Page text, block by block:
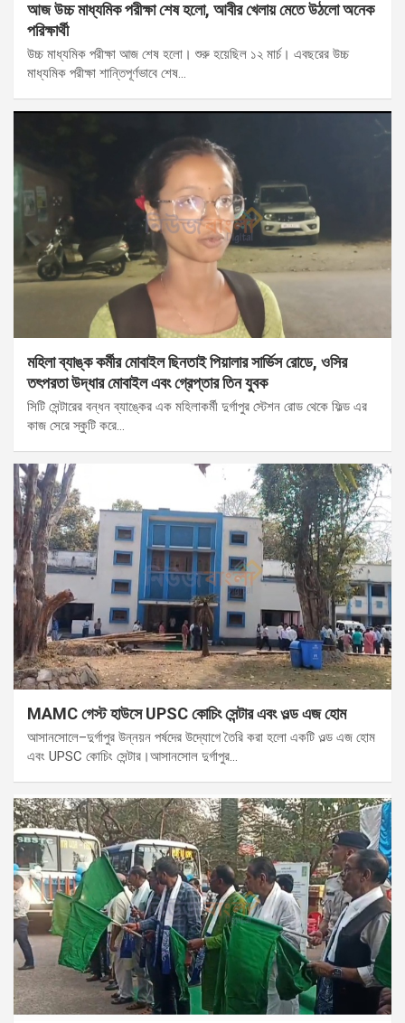
আজ উচ্চ মাধ্যমিক পরীক্ষা শেষ হলো, আবীর খেলায় মেতে উঠলো অনেক
পরিক্ষার্থী
উচ্চ মাধ্যমিক পরীক্ষা আজ শেষ হলো। শুরু হয়েছিল ১২ মার্চ। এবছরের উচ্চ
মাধ্যমিক পরীক্ষা শান্তিপূর্ণভাবে শেষ…
মহিলা ব্যাঙ্ক কর্মীর মোবাইল ছিনতাই পিয়ালার সার্ভিস রোডে, ওসির
তৎপরতা উদ্ধার মোবাইল এবং গ্রেপ্তার তিন যুবক
সিটি সেন্টারের বন্ধন ব্যাঙ্কের এক মহিলাকর্মী দুর্গাপুর স্টেশন রোড থেকে ফিল্ড এর
কাজ সেরে স্কুটি করে…
MAMC গেস্ট হাউসে UPSC কোচিং সেন্টার এবং ওল্ড এজ হোম
আসানসোলে–দুর্গাপুর উন্নয়ন পর্ষদের উদ্যোগে তৈরি করা হলো একটি ওল্ড এজ হোম
এবং UPSC কোচিং সেন্টার।আসানসোল দুর্গাপুর…